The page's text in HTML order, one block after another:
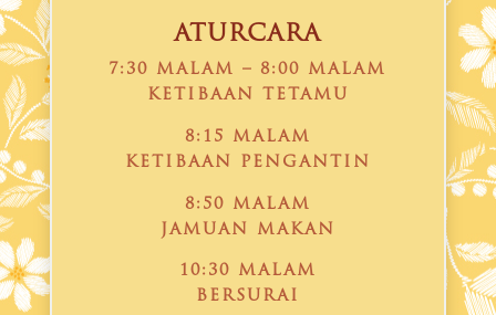
ATURCARA
7:30 MALAM – 8:00 MALAM
KETIBAAN TETAMU
8:15 MALAM
KETIBAAN PENGANTIN
8:50 MALAM
JAMUAN MAKAN
10:30 MALAM
BERSURAI